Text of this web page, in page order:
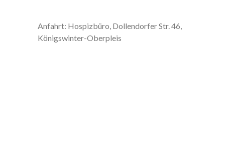
Anfahrt: Hospizbüro, Dollendorfer Str. 46,
Königswinter-Oberpleis